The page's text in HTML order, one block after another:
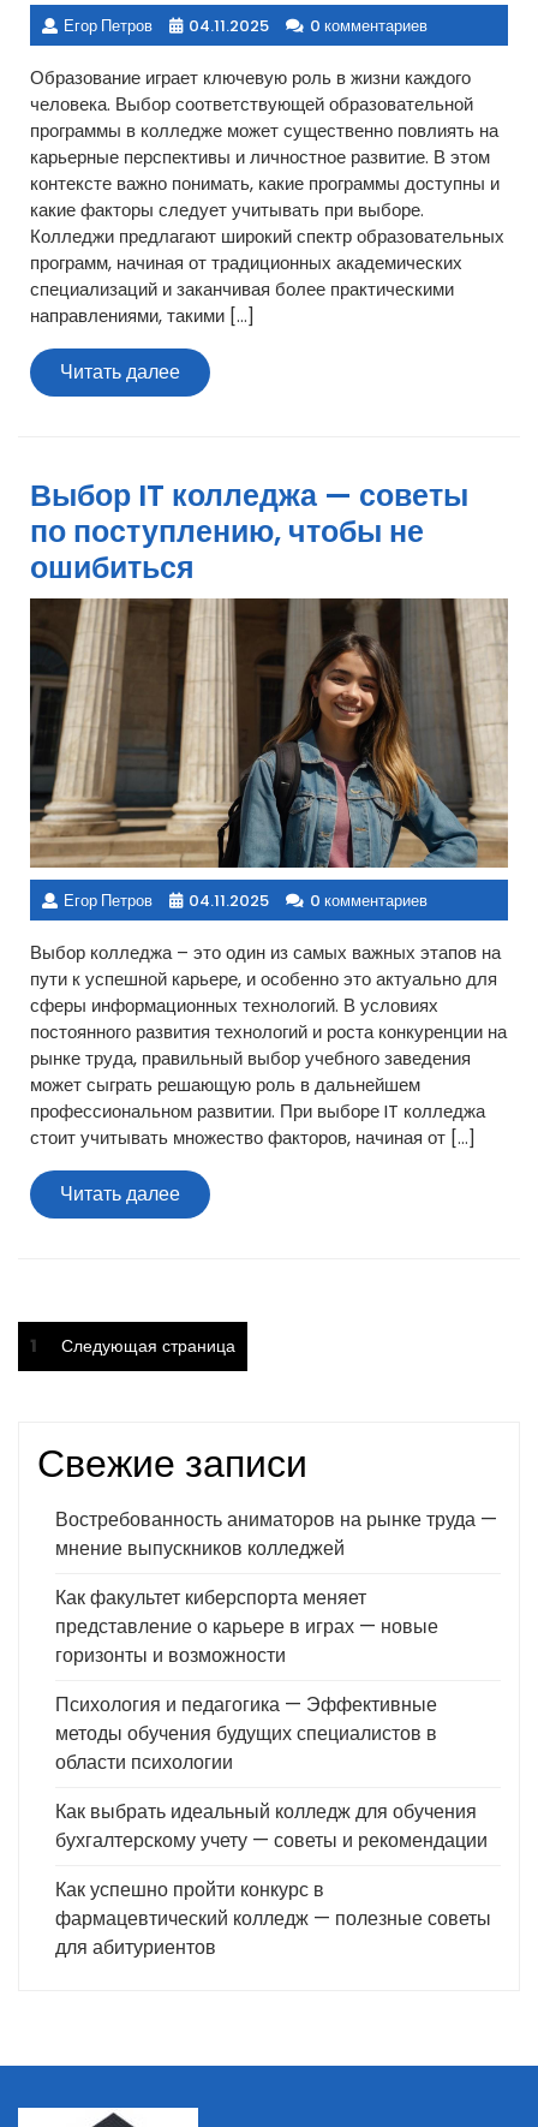
Егор Петров 04.11.2025 0 комментариев
Образование играет ключевую роль в жизни каждого
человека. Выбор соответствующей образовательной
программы в колледже может существенно повлиять на
карьерные перспективы и личностное развитие. В этом
контексте важно понимать, какие программы доступны и
какие факторы следует учитывать при выборе.
Колледжи предлагают широкий спектр образовательных
программ, начиная от традиционных академических
специализаций и заканчивая более практическими
направлениями, такими […]
Читать далееЧитать
далее
Выбор IT колледжа — советы
по поступлению, чтобы не
ошибиться
Егор Петров 04.11.2025 0 комментариев
Выбор колледжа – это один из самых важных этапов на
пути к успешной карьере, и особенно это актуально для
сферы информационных технологий. В условиях
постоянного развития технологий и роста конкуренции на
рынке труда, правильный выбор учебного заведения
может сыграть решающую роль в дальнейшем
профессиональном развитии. При выборе IT колледжа
стоит учитывать множество факторов, начиная от […]
Читать далееЧитать
далее
Пагинация
записей
Страница
1 Следующая страница
Свежие записи
Востребованность аниматоров на рынке труда —
мнение выпускников колледжей
Как факультет киберспорта меняет
представление о карьере в играх — новые
горизонты и возможности
Психология и педагогика — Эффективные
методы обучения будущих специалистов в
области психологии
Как выбрать идеальный колледж для обучения
бухгалтерскому учету — советы и рекомендации
Как успешно пройти конкурс в
фармацевтический колледж — полезные советы
для абитуриентов